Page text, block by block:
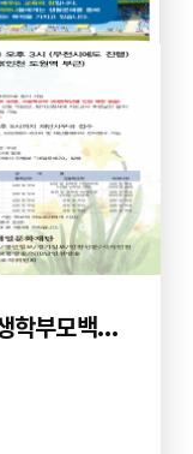
제29회(2014년) 새얼전국학생학부모백일장